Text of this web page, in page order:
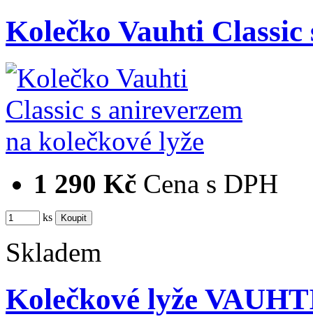
Kolečko Vauhti
1 290 Kč Cena s DPH
ks
Skladem
Kolečkové lyže